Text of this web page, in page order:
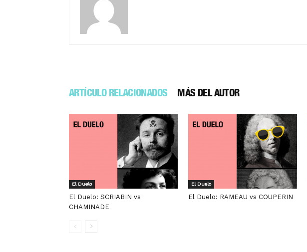
ARTÍCULO RELACIONADOS MÁS DEL AUTOR
El Duelo
El Duelo: SCRIABIN vs
CHAMINADE
El Duelo
El Duelo: RAMEAU vs COUPERIN